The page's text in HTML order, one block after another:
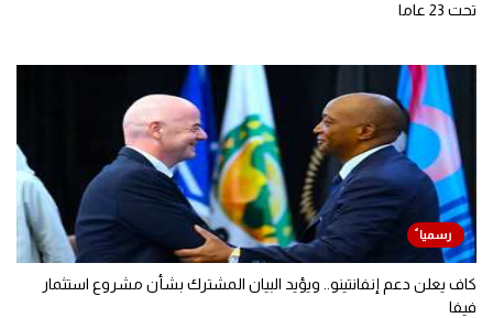
تحت 23 عاما
كاف يعلن دعم إنفانتينو.. ويؤيد البيان المشترك بشأن مشروع استثمار
فيفا